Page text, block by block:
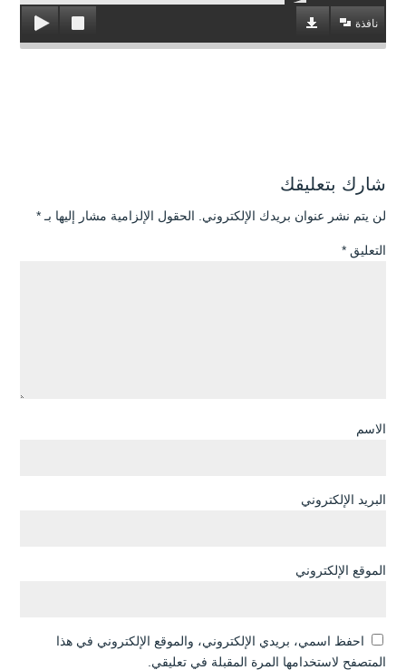
نافذة
شارك بتعليقك
لن يتم نشر عنوان بريدك الإلكتروني. الحقول الإلزامية مشار إليها بـ *
التعليق *
الاسم
البريد الإلكتروني
الموقع الإلكتروني
احفظ اسمي، بريدي الإلكتروني، والموقع الإلكتروني في هذا
المتصفح لاستخدامها المرة المقبلة في تعليقي.